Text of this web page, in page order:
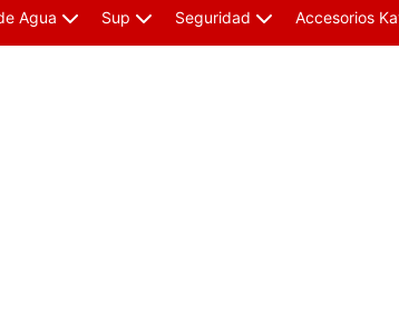
Agua Sup Seguridad Accesorios